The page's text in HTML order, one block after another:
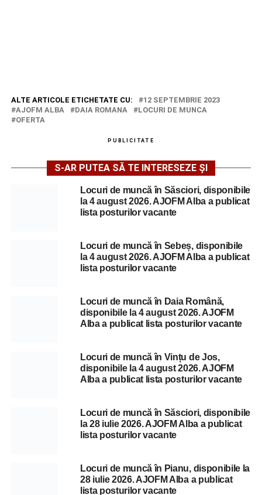
ALTE ARTICOLE ETICHETATE CU:
12 SEPTEMBRIE 2023
AJOFM ALBA
DAIA ROMANA
LOCURI DE MUNCA
OFERTA
PUBLICITATE
S-AR PUTEA SĂ TE INTERESEZE ȘI
Locuri de muncă în Săsciori, disponibile
la 4 august 2026. AJOFM Alba a publicat
lista posturilor vacante
Locuri de muncă în Sebeș, disponibile
la 4 august 2026. AJOFM Alba a publicat
lista posturilor vacante
Locuri de muncă în Daia Română,
disponibile la 4 august 2026. AJOFM
Alba a publicat lista posturilor vacante
Locuri de muncă în Vințu de Jos,
disponibile la 4 august 2026. AJOFM
Alba a publicat lista posturilor vacante
Locuri de muncă în Săsciori, disponibile
la 28 iulie 2026. AJOFM Alba a publicat
lista posturilor vacante
Locuri de muncă în Pianu, disponibile la
28 iulie 2026. AJOFM Alba a publicat
lista posturilor vacante